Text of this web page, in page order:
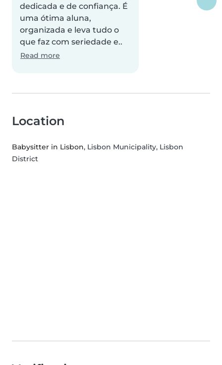
dedicada e de confiança. É
uma ótima aluna,
organizada e leva tudo o
que faz com seriedade e..
Read more
Location
Babysitter in Lisbon, Lisbon Municipality, Lisbon
District